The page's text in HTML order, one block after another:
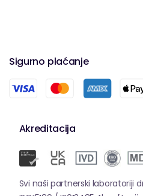
Sigurno plaćanje
Akreditacija
Svi naši partnerski laboratoriji